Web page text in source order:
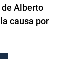
Alberto
causa por